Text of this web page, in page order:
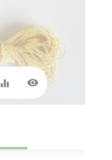
equalizer visibility